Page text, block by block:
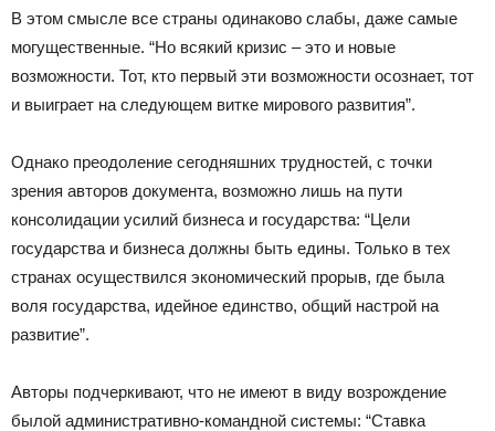
В этом смысле все страны одинаково слабы, даже самые
могущественные. “Но всякий кризис – это и новые
возможности. Тот, кто первый эти возможности осознает, тот
и выиграет на следующем витке мирового развития”.
Однако преодоление сегодняшних трудностей, с точки
зрения авторов документа, возможно лишь на пути
консолидации усилий бизнеса и государства: “Цели
государства и бизнеса должны быть едины. Только в тех
странах осуществился экономический прорыв, где была
воля государства, идейное единство, общий настрой на
развитие”.
Авторы подчеркивают, что не имеют в виду возрождение
былой административно-командной системы: “Ставка